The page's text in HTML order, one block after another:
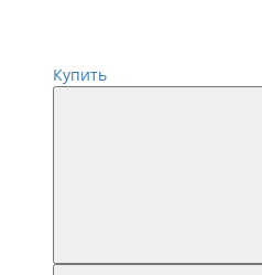
Купить